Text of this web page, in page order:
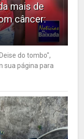
mais de
câncer:
do tombo",
sua página para